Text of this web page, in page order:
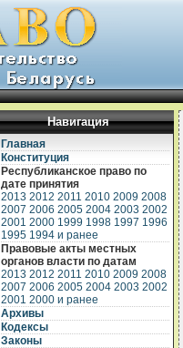
Навигация
Главная
Конституция
Республиканское право по
дате принятия
2013 2012 2011 2010 2009 2008
2007 2006 2005 2004 2003 2002
2001 2000 1999 1998 1997 1996
1995 1994 и ранее
Правовые акты местных
органов власти по датам
2013 2012 2011 2010 2009 2008
2007 2006 2005 2004 2003 2002
2001 2000 и ранее
Архивы
Кодексы
Законы